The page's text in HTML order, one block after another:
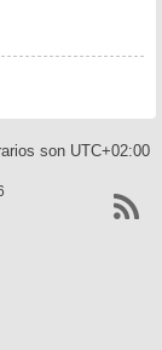
son UTC+02:00